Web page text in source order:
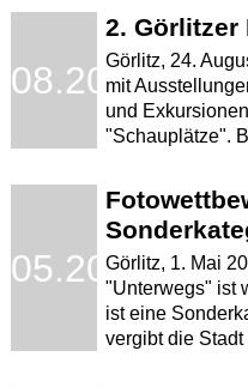
2.
Görlitz, 24.
mit
und
"Schauplätze".
Görlitz, 1. Mai
"Unterwegs" ist
ist eine
vergibt die Stadt